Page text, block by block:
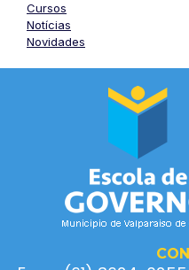
Cursos
Notícias
Novidades